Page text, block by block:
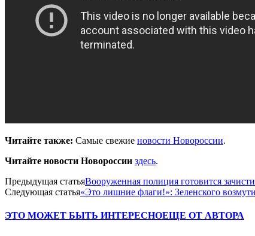
Читайте также: Самые свежие новости Новороссии.
Читайте новости Новороссии здесь.
Предыдущая статьяВооруженная полиция готовится
Следующая статья«Это лишние флаги!»: Зеленского
ЭТО МОЖЕТ БЫТЬ ИНТЕРЕСНОЕЩЕ ОТ АВТОРА